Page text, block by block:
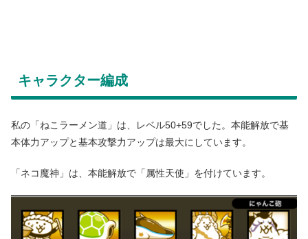
キャラクター編成
私の「ねこラーメン道」は、レベル50+59でした。本能解放で基
本体力アップと基本攻撃力アップは最大にしています。
「ネコ魔神」は、本能解放で「属性天使」を付けています。